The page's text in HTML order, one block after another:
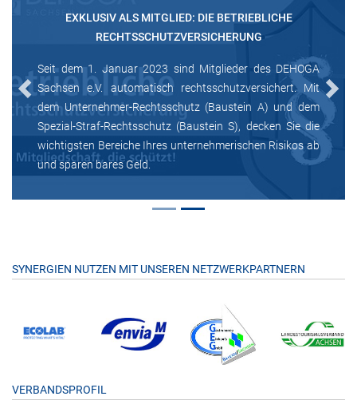
EXKLUSIV ALS MITGLIED: DIE BETRIEBLICHE
RECHTSSCHUTZVERSICHERUNG
Seit dem 1. Januar 2023 sind Mitglieder des DEHOGA
Sachsen e.V. automatisch rechtsschutzversichert. Mit
dem Unternehmer-Rechtsschutz (Baustein A) und dem
Spezial-Straf-Rechtsschutz (Baustein S), decken Sie die
wichtigsten Bereiche Ihres unternehmerischen Risikos ab
und sparen bares Geld.
Previous Next
SYNERGIEN NUTZEN MIT UNSEREN NETZWERKPARTNERN
VERBANDSPROFIL